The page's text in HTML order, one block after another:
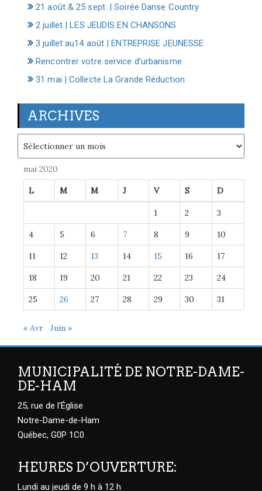
21 août & 25 sept. | Soirée Danse Country
2 juillet | LES JEUDIS EN CHANSONS
3 juillet au14 août | ENTREPRISE JEUNESSE
Rencontrer votre service d’urbanisme
31 mai | Collecte La Grande Réduction
ARCHIVES
mai 2020
L M M J V S D
1 2 3
4 5 6 7 8 9 10
11 12 13 14 15 16 17
18 19 20 21 22 23 24
25 26 27 28 29 30 31
« Avr Juin »
MUNICIPALITÉ DE NOTRE-DAME-
DE-HAM
25, rue de l'Église
Notre-Dame-de-Ham
Québec, G0P 1C0
HEURES D’OUVERTURE:
Lundi au jeudi de 9 h à 12 h